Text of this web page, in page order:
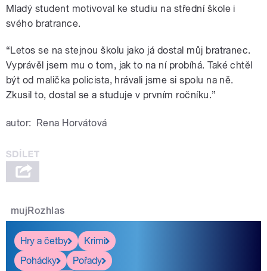
Mladý student motivoval ke studiu na střední škole i
svého bratrance.
“Letos se na stejnou školu jako já dostal můj bratranec.
Vyprávěl jsem mu o tom, jak to na ní probíhá. Také chtěl
být od malička policista, hrávali jsme si spolu na ně.
Zkusil to, dostal se a studuje v prvním ročníku.”
autor: Rena Horvátová
mujRozhlas
Hry a četby
Krimi
Pohádky
Pořady